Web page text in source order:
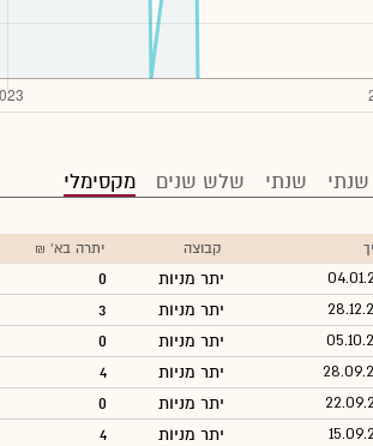
שנתי שלש שנים מקסימלי
קבוצה יתרה בא' ₪
יתר מניות 0
יתר מניות 3
יתר מניות 0
יתר מניות 4
יתר מניות 0
יתר מניות 4